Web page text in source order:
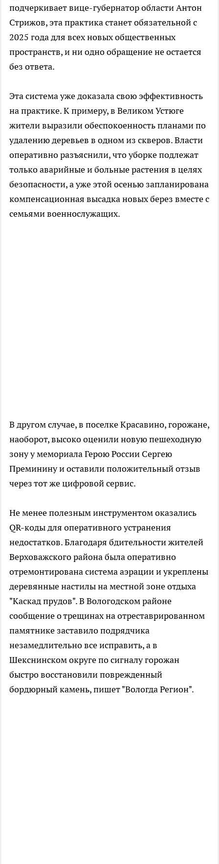
подчеркивает вице-губернатор области Антон
Стрижов, эта практика станет обязательной с
2025 года для всех новых общественных
пространств, и ни одно обращение не остается
без ответа.
Эта система уже доказала свою эффективность
на практике. К примеру, в Великом Устюге
жители выразили обеспокоенность планами по
удалению деревьев в одном из скверов. Власти
оперативно разъяснили, что уборке подлежат
только аварийные и больные растения в целях
безопасности, а уже этой осенью запланирована
компенсационная высадка новых берез вместе с
семьями военнослужащих.
В другом случае, в поселке Красавино, горожане,
наоборот, высоко оценили новую пешеходную
зону у мемориала Герою России Сергею
Преминину и оставили положительный отзыв
через тот же цифровой сервис.
Не менее полезным инструментом оказались
QR-коды для оперативного устранения
недостатков. Благодаря бдительности жителей
Верховажского района была оперативно
отремонтирована система аэрации и укреплены
деревянные настилы на местной зоне отдыха
"Каскад прудов". В Вологодском районе
сообщение о трещинах на отреставрированном
памятнике заставило подрядчика
незамедлительно все исправить, а в
Шекснинском округе по сигналу горожан
быстро восстановили поврежденный
бордюрный камень, пишет "Вологда Регион".